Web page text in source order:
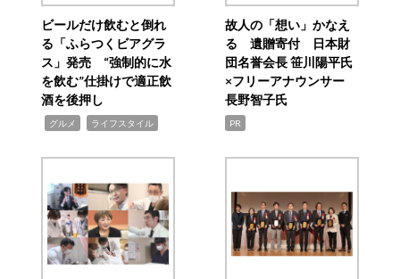
ビールだけ飲むと倒れ
る「ふらつくビアグラ
ス」発売 “強制的に水
を飲む”仕掛けで適正飲
酒を後押し
グルメ ライフスタイル
故人の「想い」かなえ
る 遺贈寄付 日本財
団名誉会長 笹川陽平氏
×フリーアナウンサー
長野智子氏
PR